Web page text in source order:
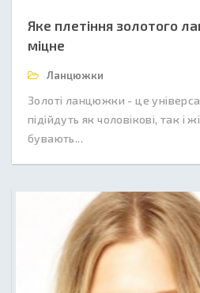
Яке плетіння золотого
міцне
Ланцюжки
Золоті ланцюжки - це
підійдуть як чоловікові, так і
бувають...